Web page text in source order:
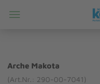
Arche Makota
(Art.Nr.: 290-00-7041)